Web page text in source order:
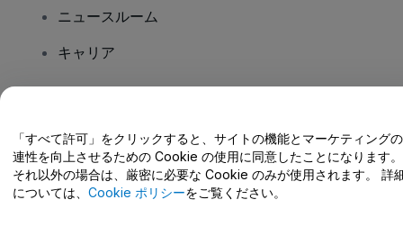
ニュースルーム
キャリア
ヘルプセンター / こちらまでご連絡下さい
「すべて許可」をクリックすると、サイトの機能とマーケティング
連性を向上させるための Cookie の使用に同意したことになります。
それ以外の場合は、厳密に必要な Cookie のみが使用されます。 詳
については、 Cookie ポリシーをご覧ください。